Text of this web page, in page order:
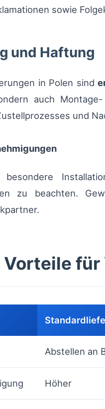
sowie
und Haftung
in Polen sind
auch
und
zu beachten.
Abstellen an
Höher